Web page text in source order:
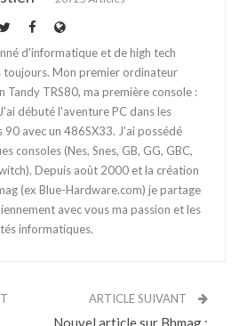
d'informatique et de high tech
toujours. Mon premier ordinateur
Tandy TRS80, ma première console :
débuté l'aventure PC dans les
90 avec un 486SX33. J'ai possédé
consoles (Nes, Snes, GB, GG, GBC,
Depuis août 2000 et la création
(ex Blue-Hardware.com) je partage
avec vous ma passion et les
informatiques.
ARTICLE SUIVANT
Nouvel article sur Bhmag :